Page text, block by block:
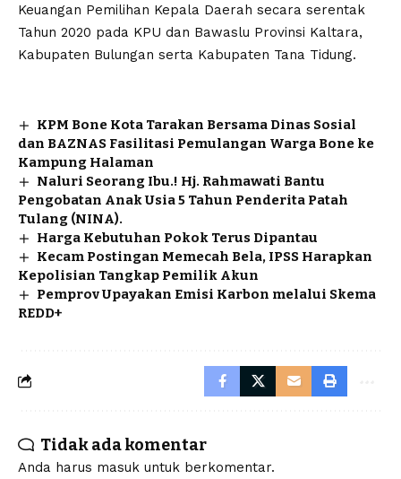
Keuangan Pemilihan Kepala Daerah secara serentak
Tahun 2020 pada KPU dan Bawaslu Provinsi Kaltara,
Kabupaten Bulungan serta Kabupaten Tana Tidung.
KPM Bone Kota Tarakan Bersama Dinas Sosial
dan BAZNAS Fasilitasi Pemulangan Warga Bone ke
Kampung Halaman
Naluri Seorang Ibu.! Hj. Rahmawati Bantu
Pengobatan Anak Usia 5 Tahun Penderita Patah
Tulang (NINA).
Harga Kebutuhan Pokok Terus Dipantau
Kecam Postingan Memecah Bela, IPSS Harapkan
Kepolisian Tangkap Pemilik Akun
Pemprov Upayakan Emisi Karbon melalui Skema
REDD+
Tidak ada komentar
Anda harus masuk untuk berkomentar.